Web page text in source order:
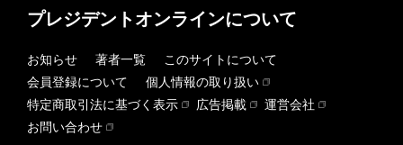
プレジデントオンラインについて
お知らせ 著者一覧
このサイトについて
会員登録について
個人情報の取り扱い
特定商取引法に基づく表示
広告掲載
運営会社
お問い合わせ